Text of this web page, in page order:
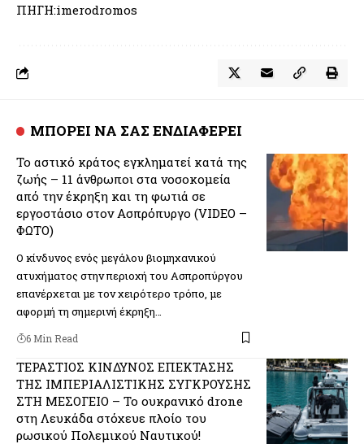
ΠΗΓΗ:imerodromos
ΜΠΟΡΕΙ ΝΑ ΣΑΣ ΕΝΔΙΑΦΕΡΕΙ
Το αστικό κράτος εγκληματεί κατά της
ζωής – 11 άνθρωποι στα νοσοκομεία
από την έκρηξη και τη φωτιά σε
εργοστάσιο στον Ασπρόπυργο (VIDEO –
ΦΩΤΟ)
Ο κίνδυνος ενός μεγάλου βιομηχανικού
ατυχήματος στην περιοχή του Ασπροπύργου
επανέρχεται με τον χειρότερο τρόπο, με
αφορμή τη σημερινή έκρηξη…
6 Min Read
ΤΕΡΑΣΤΙΟΣ ΚΙΝΔΥΝΟΣ ΕΠΕΚΤΑΣΗΣ
ΤΗΣ ΙΜΠΕΡΙΑΛΙΣΤΙΚΗΣ ΣΥΓΚΡΟΥΣΗΣ
ΣΤΗ ΜΕΣΟΓΕΙΟ – Το ουκρανικό drone
στη Λευκάδα στόχευε πλοίο του
ρωσικού Πολεμικού Ναυτικού!